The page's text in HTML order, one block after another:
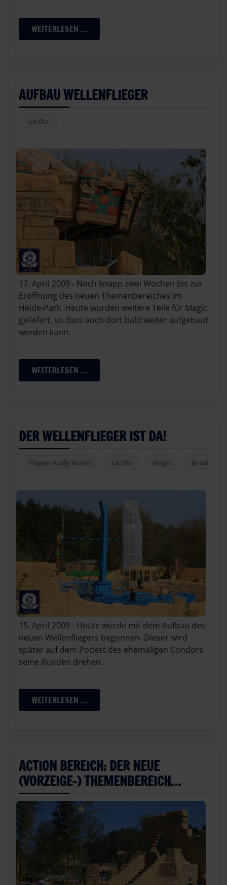
WEITERLESEN …
AUFBAU WELLENFLIEGER
La Ola
17. April 2009 - Noch knapp zwei Wochen bis zur
Eröffnung des neuen Themenbereiches im
Heide-Park. Heute wurden weitere Teile für Magic
geliefert, so dass auch dort bald weiter aufgebaut
werden kann.
WEITERLESEN …
DER WELLENFLIEGER IST DA!
Flipper (Lady Moon) La Ola Magic
15. April 2009 - Heute wurde mit dem Aufbau des
neuen Wellenfliegers begonnen. Dieser wird
später auf dem Podest des ehemaligen Condors
seine Runden drehen.
WEITERLESEN …
ACTION BEREICH: DER NEUE
(VORZEIGE-) THEMENBEREICH…